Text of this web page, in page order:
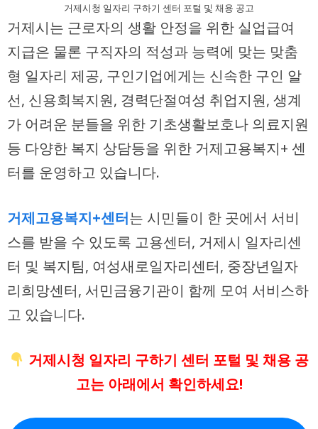
거제시청 일자리 구하기 센터 포털 및 채용 공고
거제시는 근로자의 생활 안정을 위한 실업급여
지급은 물론 구직자의 적성과 능력에 맞는 맞춤
형 일자리 제공, 구인기업에게는 신속한 구인 알
선, 신용회복지원, 경력단절여성 취업지원, 생계
가 어려운 분들을 위한 기초생활보호나 의료지원
등 다양한 복지 상담등을 위한 거제고용복지+ 센
터를 운영하고 있습니다.
거제고용복지+센터는 시민들이 한 곳에서 서비
스를 받을 수 있도록 고용센터, 거제시 일자리센
터 및 복지팀, 여성새로일자리센터, 중장년일자
리희망센터, 서민금융기관이 함께 모여 서비스하
고 있습니다.
거제시청 일자리 구하기 센터 포털 및 채용 공
고는 아래에서 확인하세요!